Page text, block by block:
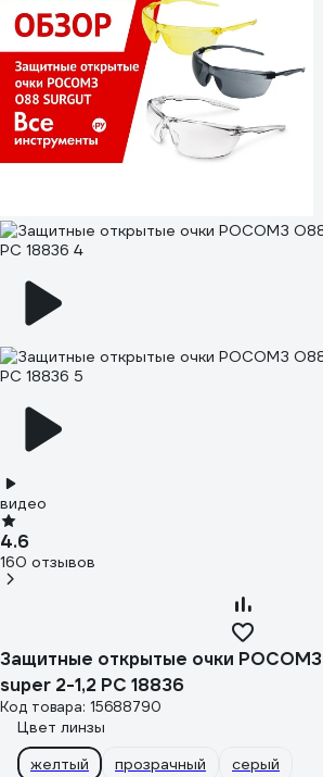
видео
4.6
160 отзывов
Защитные открытые очки РОСОМЗ
super 2-1,2 PC 18836
Код товара: 15688790
Цвет линзы
желтый
прозрачный серый